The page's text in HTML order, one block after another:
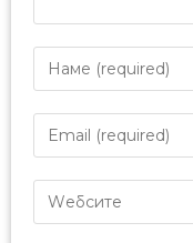
Ноћ
Позив за